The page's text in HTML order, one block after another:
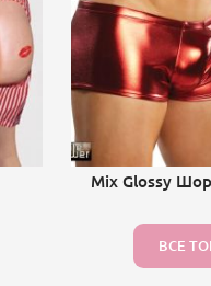
Mix Glossy
ВСЕ